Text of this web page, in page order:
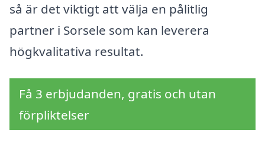
så är det viktigt att välja en pålitlig
partner i Sorsele som kan leverera
högkvalitativa resultat.
Få 3 erbjudanden, gratis och utan
förpliktelser